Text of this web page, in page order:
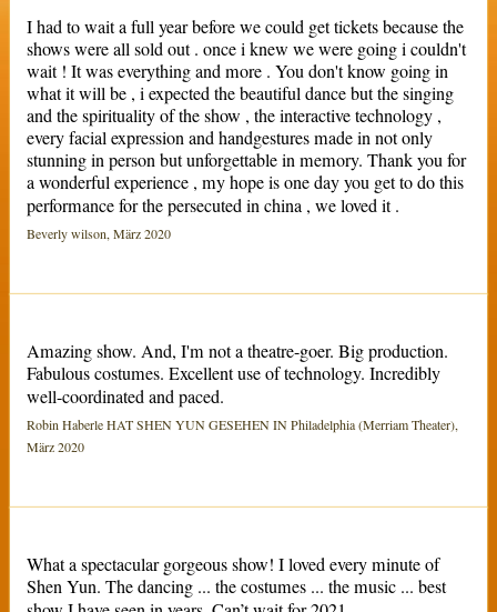
I had to wait a full year before we could get tickets because the
shows were all sold out . once i knew we were going i couldn't
wait ! It was everything and more . You don't know going in
what it will be , i expected the beautiful dance but the singing
and the spirituality of the show , the interactive technology ,
every facial expression and handgestures made in not only
stunning in person but unforgettable in memory. Thank you for
a wonderful experience , my hope is one day you get to do this
performance for the persecuted in china , we loved it .
Beverly wilson, März 2020
Amazing show. And, I'm not a theatre-goer. Big production.
Fabulous costumes. Excellent use of technology. Incredibly
well-coordinated and paced.
Robin Haberle HAT SHEN YUN GESEHEN IN Philadelphia (Merriam Theater),
März 2020
What a spectacular gorgeous show! I loved every minute of
Shen Yun. The dancing ... the costumes ... the music ... best